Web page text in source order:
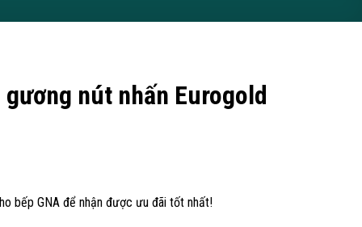
nút nhấn Eurogold
bếp GNA để nhận được ưu đãi tốt nhất!